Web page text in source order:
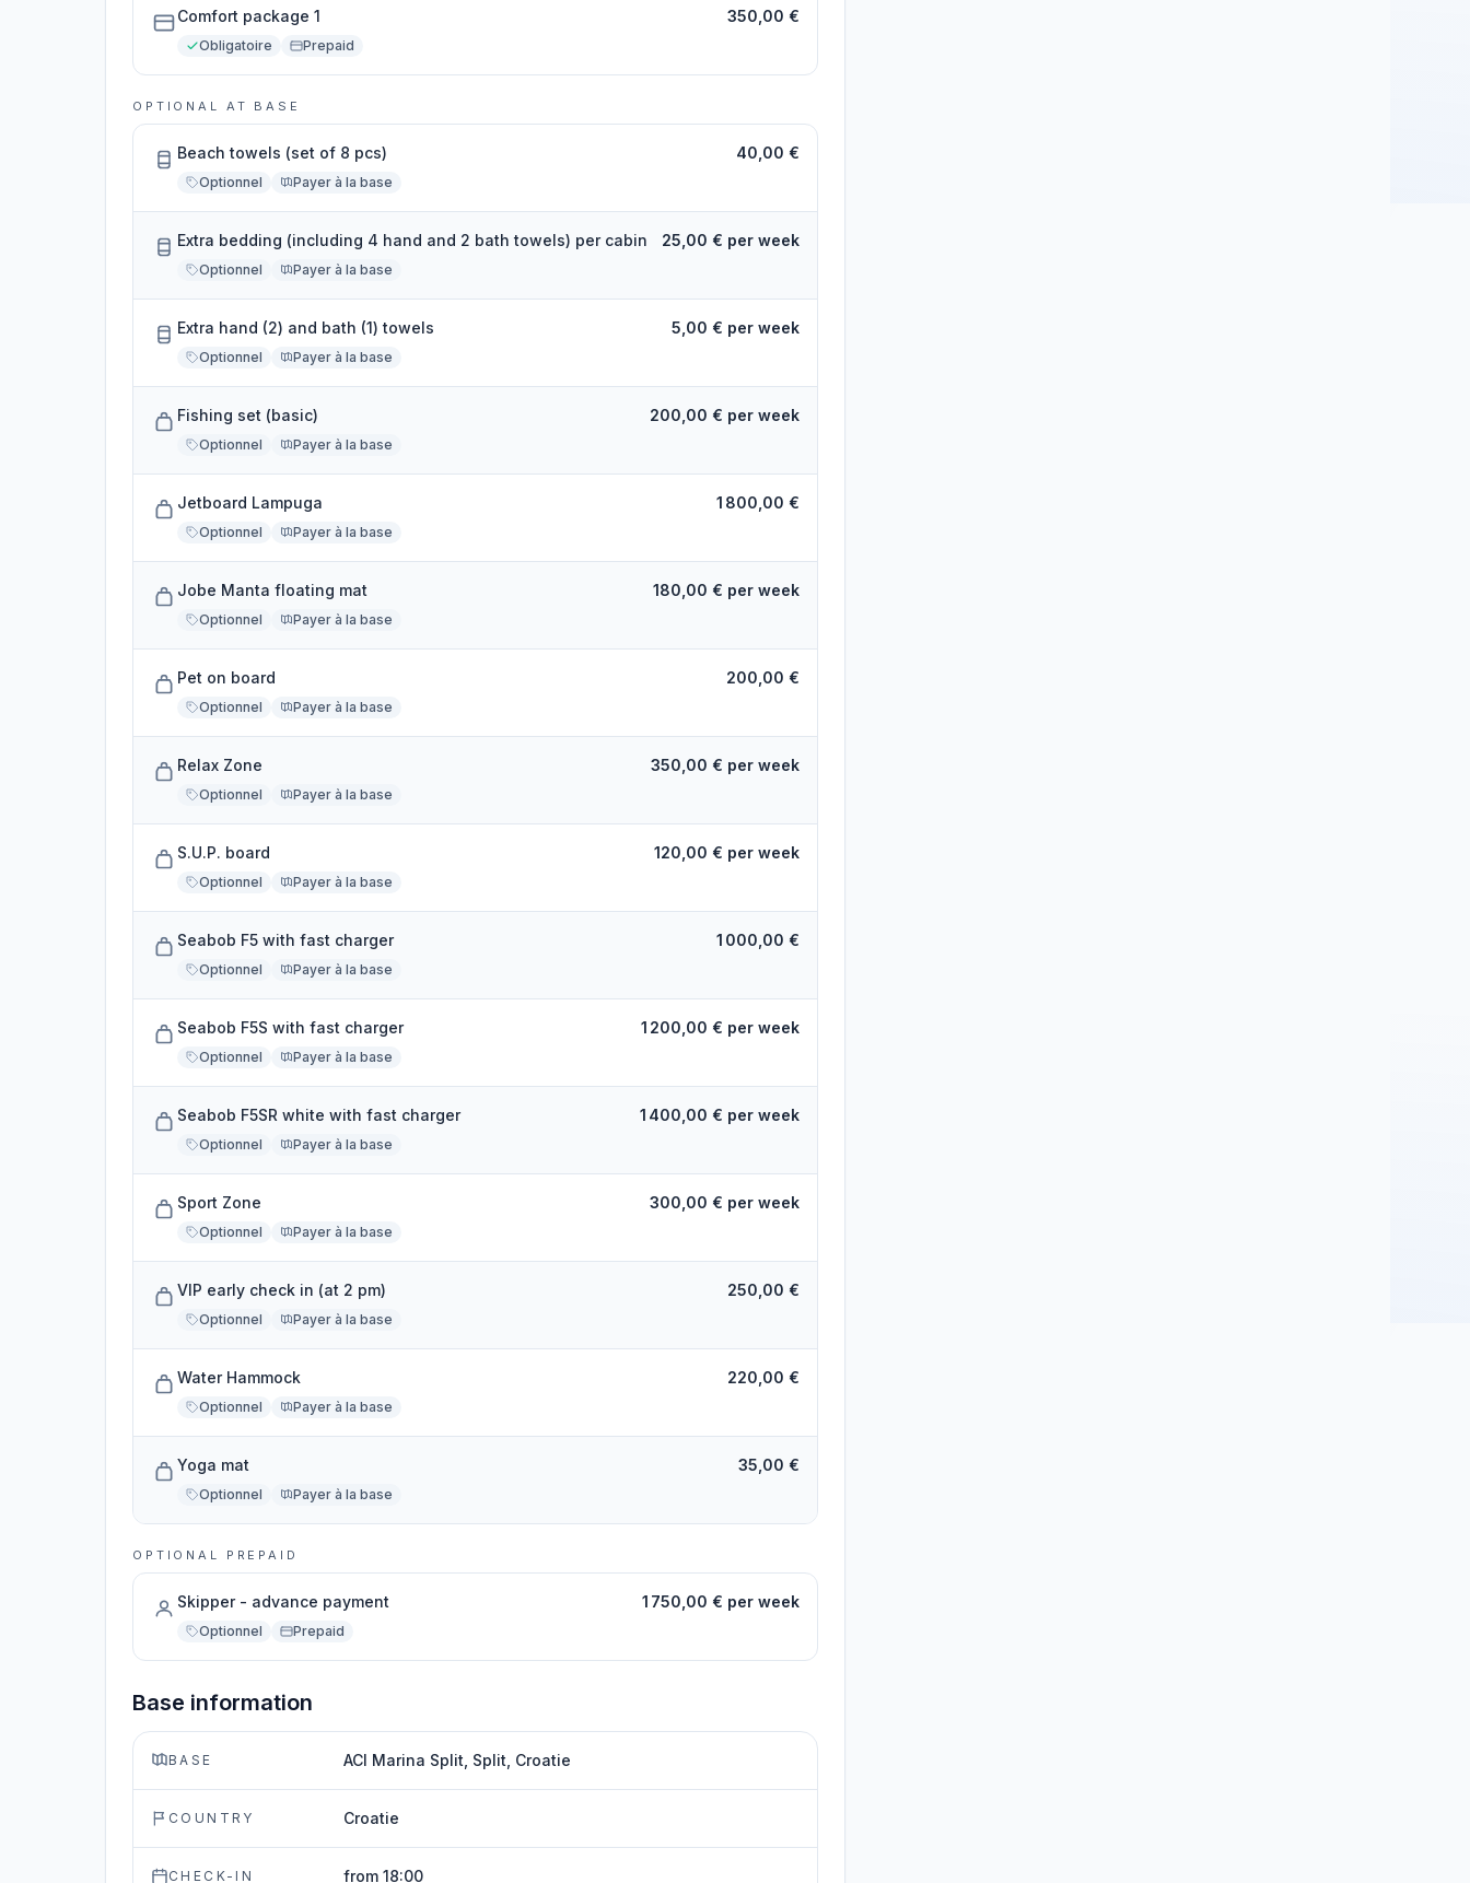
Comfort package 1
Obligatoire Prepaid
350,00 €
OPTIONAL AT BASE
Beach towels (set of 8 pcs)
Optionnel Payer à la base
40,00 €
Extra bedding (including 4 hand and 2 bath towels) per cabin
Optionnel Payer à la base
25,00 € per week
Extra hand (2) and bath (1) towels
Optionnel Payer à la base
5,00 € per week
Fishing set (basic)
Optionnel Payer à la base
200,00 € per week
Jetboard Lampuga
Optionnel Payer à la base
1 800,00 €
Jobe Manta floating mat
Optionnel Payer à la base
180,00 € per week
Pet on board
Optionnel Payer à la base
200,00 €
Relax Zone
Optionnel Payer à la base
350,00 € per week
S.U.P. board
Optionnel Payer à la base
120,00 € per week
Seabob F5 with fast charger
Optionnel Payer à la base
1 000,00 €
Seabob F5S with fast charger
Optionnel Payer à la base
1 200,00 € per week
Seabob F5SR white with fast charger
Optionnel Payer à la base
1 400,00 € per week
Sport Zone
Optionnel Payer à la base
300,00 € per week
VIP early check in (at 2 pm)
Optionnel Payer à la base
250,00 €
Water Hammock
Optionnel Payer à la base
220,00 €
Yoga mat
Optionnel Payer à la base
35,00 €
OPTIONAL PREPAID
Skipper - advance payment
Optionnel Prepaid
1 750,00 € per week
Base information
BASE ACI Marina Split, Split, Croatie
COUNTRY Croatie
CHECK-IN from 18:00